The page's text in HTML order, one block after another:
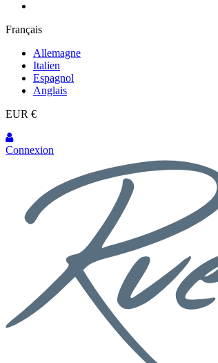
Français
Allemagne
Italien
Espagnol
Anglais
EUR €
Connexion